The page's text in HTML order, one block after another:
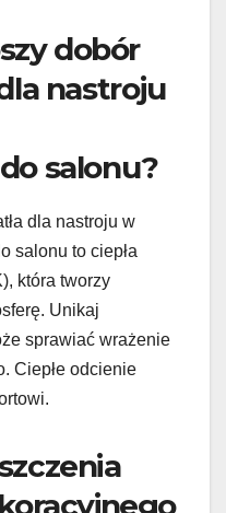
dobór
nastroju
salonu?
dla nastroju w
salonu to ciepła
która tworzy
Unikaj
sprawiać wrażenie
Ciepłe odcienie